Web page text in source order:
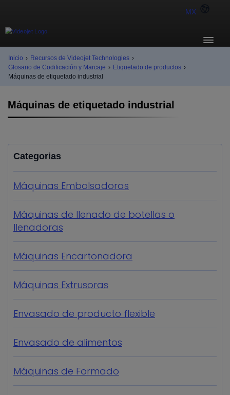
MX
Inicio › Recursos de Videojet Technologies ›
Glosario de Codificación y Marcaje › Etiquetado de productos ›
Máquinas de etiquetado industrial
Máquinas de etiquetado industrial
Categorias
Máquinas Embolsadoras
Máquinas de llenado de botellas o
llenadoras
Máquinas Encartonadora
Máquinas Extrusoras
Envasado de producto flexible
Envasado de alimentos
Máquinas de Formado